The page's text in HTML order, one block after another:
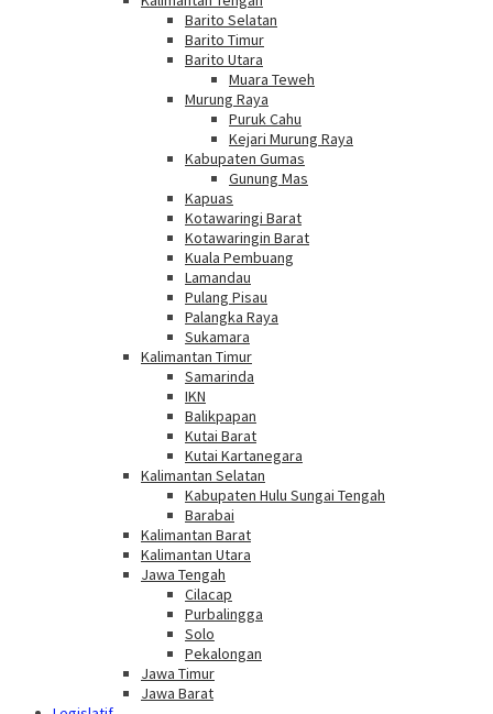
Barito Selatan
Barito Timur
Barito Utara
Muara Teweh
Murung Raya
Puruk Cahu
Kejari Murung Raya
Kabupaten Gumas
Gunung Mas
Kapuas
Kotawaringi Barat
Kotawaringin Barat
Kuala Pembuang
Lamandau
Pulang Pisau
Palangka Raya
Sukamara
Kalimantan Timur
Samarinda
IKN
Balikpapan
Kutai Barat
Kutai Kartanegara
Kalimantan Selatan
Kabupaten Hulu Sungai Tengah
Barabai
Kalimantan Barat
Kalimantan Utara
Jawa Tengah
Cilacap
Purbalingga
Solo
Pekalongan
Jawa Timur
Jawa Barat